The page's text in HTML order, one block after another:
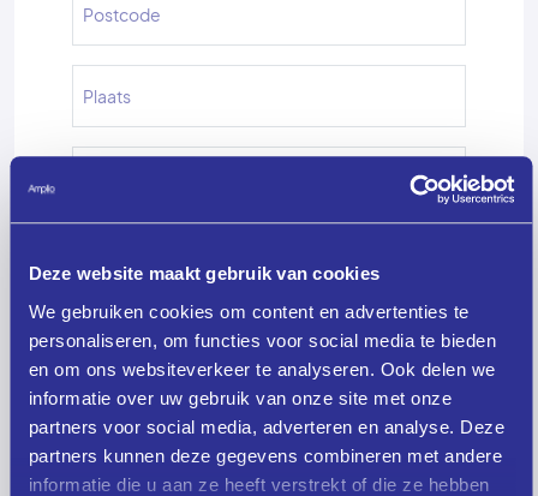
Deze website maakt gebruik van cookies
We gebruiken cookies om content en advertenties te
personaliseren, om functies voor social media te bieden
en om ons websiteverkeer te analyseren. Ook delen we
informatie over uw gebruik van onze site met onze
partners voor social media, adverteren en analyse. Deze
partners kunnen deze gegevens combineren met andere
informatie die u aan ze heeft verstrekt of die ze hebben
Ja, ik ga akkoord met dealgemene
voorwaarden
Ja, ik schrijf me in voor de nieuwsbrief